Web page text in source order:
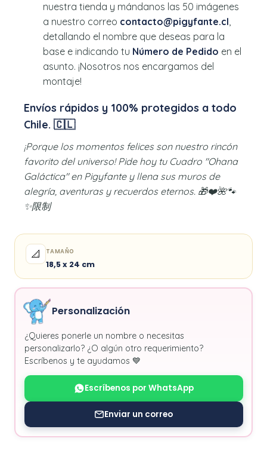
nuestra tienda y mándanos las 50 imágenes
a nuestro correo contacto@pigyfante.cl,
detallando el nombre que deseas para la
base e indicando tu Número de Pedido en el
asunto. ¡Nosotros nos encargamos del
montaje!
Envíos rápidos y 100% protegidos a todo
Chile. 🇨🇱
¡Porque los momentos felices son nuestro rincón
favorito del universo! Pide hoy tu Cuadro "Ohana
Galáctica" en Pigyfante y llena sus muros de
alegría, aventuras y recuerdos eternos. 🎁❤️🌺🐾
✨限制
📐 TAMAÑO
18,5 x 24 cm
Personalización
¿Quieres ponerle un nombre o necesitas
personalizarlo? ¿O algún otro requerimiento?
Escríbenos y te ayudamos 💙
Escríbenos por WhatsApp
Enviar un correo